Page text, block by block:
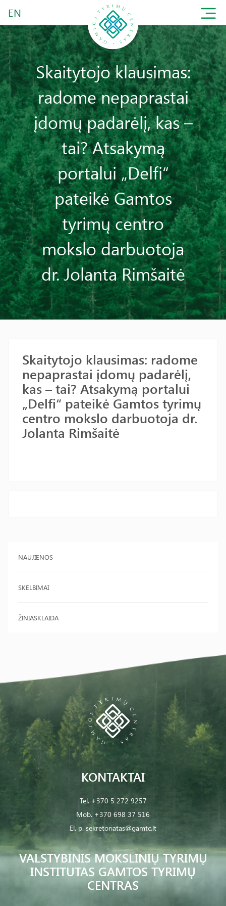
EN
Skaitytojo klausimas:
radome nepaprastai
įdomų padarėlį, kas –
tai? Atsakymą
portalui „Delfi“
pateikė Gamtos
tyrimų centro
mokslo darbuotoja
dr. Jolanta Rimšaitė
NAUJIENOS
SKELBIMAI
ŽINIASKLAIDA
Skaitytojo klausimas: radome
nepaprastai įdomų padarėlį,
kas – tai? Atsakymą portalui
„Delfi“ pateikė Gamtos tyrimų
centro mokslo darbuotoja dr.
Jolanta Rimšaitė
VALSTYBINIS MOKSLINIŲ TYRIMŲ
INSTITUTAS GAMTOS TYRIMŲ
CENTRAS
KONTAKTAI
Tel. +370 5 272 9257
Mob. +370 698 37 516
El. p. sekretoriatas@gamtc.lt